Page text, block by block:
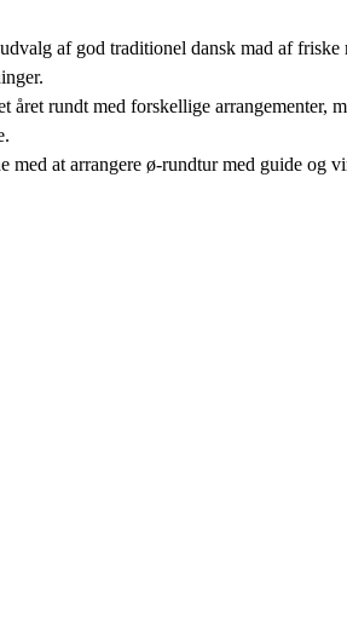
af god traditionel dansk mad af
rundt med forskellige arrangementer,
at arrangere ø-rundtur med guide og